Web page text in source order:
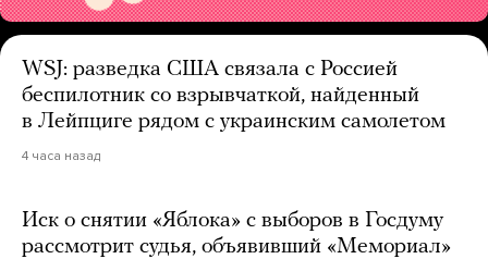
WSJ: разведка США связала с Россией
беспилотник со взрывчаткой, найденный
в Лейпциге рядом с украинским самолетом
4 часа назад
Иск о снятии «Яблока» с выборов в Госдуму
рассмотрит судья, объявивший «Мемориал»